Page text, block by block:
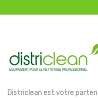
Districlean est votre